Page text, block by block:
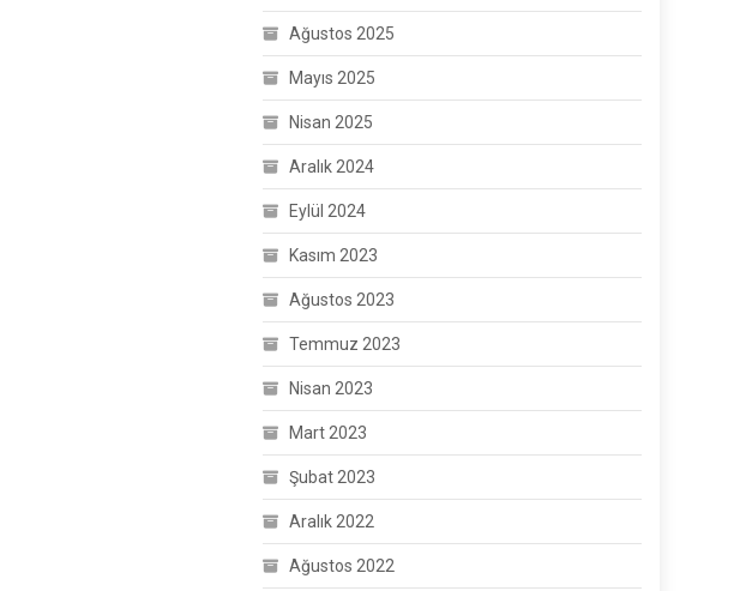
Ağustos 2025
Mayıs 2025
Nisan 2025
Aralık 2024
Eylül 2024
Kasım 2023
Ağustos 2023
Temmuz 2023
Nisan 2023
Mart 2023
Şubat 2023
Aralık 2022
Ağustos 2022